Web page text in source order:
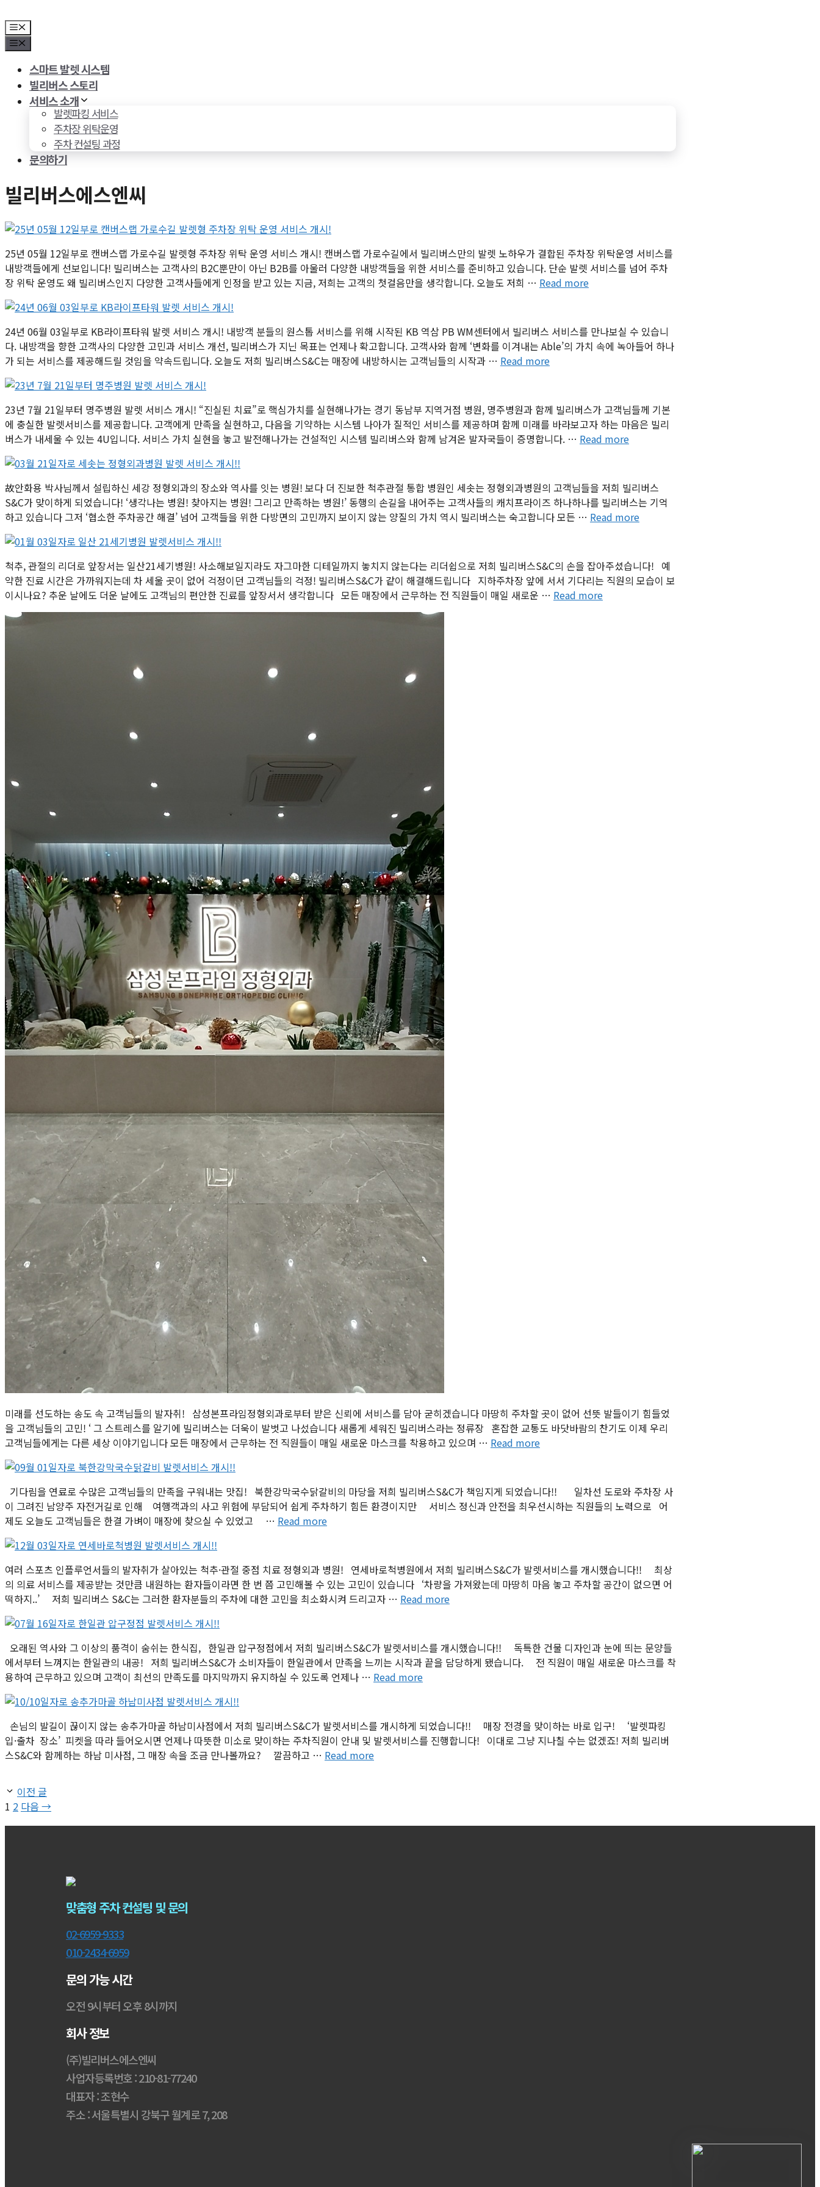
텐
츠
로
메
뉴
뉴
스마트 발렛 시스템
빌리버스 스토리
서비스 소개
발렛파킹 서비스
주차장 위탁운영
주차 컨설팅 과정
문의하기
빌리버스에스엔씨
25년 05월 12일부로 캔버스랩 가로수길 발렛형 주차장 위탁 운영 서비스 개시! 캔버스랩 가로수길에서 빌리버스만의 발렛 노하우가 결합된 주차장 위탁운영 서비스를
내방객들에게 선보입니다! 빌리버스는 고객사의 B2C뿐만이 아닌 B2B를 아울러 다양한 내방객들을 위한 서비스를 준비하고 있습니다. 단순 발렛 서비스를 넘어 주차
장 위탁 운영도 왜 빌리버스인지 다양한 고객사들에게 인정을 받고 있는 지금, 저희는 고객의 첫걸음만을 생각합니다. 오늘도 저희 … Read more
24년 06월 03일부로 KB라이프타워 발렛 서비스 개시! 내방객 분들의 원스톱 서비스를 위해 시작된 KB 역삼 PB WM센터에서 빌리버스 서비스를 만나보실 수 있습니
다. 내방객을 향한 고객사의 다양한 고민과 서비스 개선, 빌리버스가 지닌 목표는 언제나 확고합니다. 고객사와 함께 ‘변화를 이겨내는 Able’의 가치 속에 녹아들어 하나
가 되는 서비스를 제공해드릴 것임을 약속드립니다. 오늘도 저희 빌리버스S&C는 매장에 내방하시는 고객님들의 시작과 … Read more
23년 7월 21일부터 명주병원 발렛 서비스 개시! “진실된 치료”로 핵심가치를 실현해나가는 경기 동남부 지역거점 병원, 명주병원과 함께 빌리버스가 고객님들께 기본
에 충실한 발렛서비스를 제공합니다. 고객에게 만족을 실현하고, 다음을 기약하는 시스템 나아가 질적인 서비스를 제공하며 함께 미래를 바라보고자 하는 마음은 빌리
버스가 내세울 수 있는 4U입니다. 서비스 가치 실현을 놓고 발전해나가는 건설적인 시스템 빌리버스와 함께 남겨온 발자국들이 증명합니다. … Read more
故안화용 박사님께서 설립하신 세강 정형외과의 장소와 역사를 잇는 병원! 보다 더 진보한 척추관절 통합 병원인 세솟는 정형외과병원의 고객님들을 저희 빌리버스
S&C가 맞이하게 되었습니다! ‘생각나는 병원! 찾아지는 병원! 그리고 만족하는 병원!’ 동행의 손길을 내어주는 고객사들의 캐치프라이즈 하나하나를 빌리버스는 기억
하고 있습니다 그저 ‘협소한 주차공간 해결’ 넘어 고객들을 위한 다방면의 고민까지 보이지 않는 양질의 가치 역시 빌리버스는 숙고합니다 모든 … Read more
척추, 관절의 리더로 앞장서는 일산21세기병원! 사소해보일지라도 자그마한 디테일까지 놓치지 않는다는 리더쉽으로 저희 빌리버스S&C의 손을 잡아주셨습니다! 예
약한 진료 시간은 가까워지는데 차 세울 곳이 없어 걱정이던 고객님들의 걱정! 빌리버스S&C가 같이 해결해드립니다 지하주차장 앞에 서서 기다리는 직원의 모습이 보
이시나요? 추운 날에도 더운 날에도 고객님의 편안한 진료를 앞장서서 생각합니다 모든 매장에서 근무하는 전 직원들이 매일 새로운 … Read more
미래를 선도하는 송도 속 고객님들의 발자취! 삼성본프라임정형외과로부터 받은 신뢰에 서비스를 담아 굳히겠습니다 마땅히 주차할 곳이 없어 선뜻 발들이기 힘들었
을 고객님들의 고민! ‘ 그 스트레스를 알기에 빌리버스는 더욱이 발벗고 나섰습니다 새롭게 세워진 빌리버스라는 정류장 혼잡한 교통도 바닷바람의 찬기도 이제 우리
고객님들에게는 다른 세상 이야기입니다 모든 매장에서 근무하는 전 직원들이 매일 새로운 마스크를 착용하고 있으며 … Read more
기다림을 연료로 수많은 고객님들의 만족을 구워내는 맛집! 북한강막국수닭갈비의 마당을 저희 빌리버스S&C가 책임지게 되었습니다!! 일차선 도로와 주차장 사
이 그려진 남양주 자전거길로 인해 여행객과의 사고 위험에 부담되어 쉽게 주차하기 힘든 환경이지만 서비스 정신과 안전을 최우선시하는 직원들의 노력으로 어
제도 오늘도 고객님들은 한결 가벼이 매장에 찾으실 수 있었고 … Read more
여러 스포츠 인플루언서들의 발자취가 살아있는 척추·관절 중점 치료 정형외과 병원! 연세바로척병원에서 저희 빌리버스S&C가 발렛서비스를 개시했습니다!! 최상
의 의료 서비스를 제공받는 것만큼 내원하는 환자들이라면 한 번 쯤 고민해볼 수 있는 고민이 있습니다 ‘차량을 가져왔는데 마땅히 마음 놓고 주차할 공간이 없으면 어
떡하지..’ 저희 빌리버스 S&C는 그러한 환자분들의 주차에 대한 고민을 최소화시켜 드리고자 … Read more
오래된 역사와 그 이상의 품격이 숨쉬는 한식집, 한일관 압구정점에서 저희 빌리버스S&C가 발렛서비스를 개시했습니다!! 독특한 건물 디자인과 눈에 띄는 문양들
에서부터 느껴지는 한일관의 내공! 저희 빌리버스S&C가 소비자들이 한일관에서 만족을 느끼는 시작과 끝을 담당하게 됐습니다. 전 직원이 매일 새로운 마스크를 착
용하여 근무하고 있으며 고객이 최선의 만족도를 마지막까지 유지하실 수 있도록 언제나 … Read more
손님의 발길이 끊이지 않는 송추가마골 하남미사점에서 저희 빌리버스S&C가 발렛서비스를 개시하게 되었습니다!! 매장 전경을 맞이하는 바로 입구! ‘발렛파킹
입·출차 장소’ 피켓을 따라 들어오시면 언제나 따뜻한 미소로 맞이하는 주차직원이 안내 및 발렛서비스를 진행합니다! 이대로 그냥 지나칠 수는 없겠죠! 저희 빌리버
스S&C와 함께하는 하남 미사점, 그 매장 속을 조금 만나볼까요? 깔끔하고 … Read more
이전 글
페
1 페
2 다음 →
맞춤형 주차 컨설팅 및 문의
02-6959-9333
010-2434-6959
문의 가능 시간
오전 9시부터 오후 8시까지
회사 정보
(주)빌리버스에스엔씨
사업자등록번호 : 210-81-77240
대표자 : 조현수
주소 : 서울특별시 강북구 월계로 7, 208